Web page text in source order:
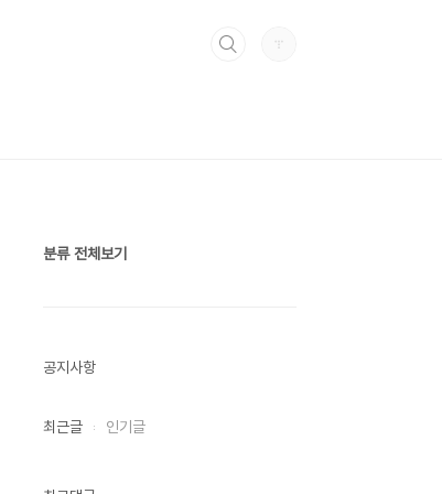
분류 전체보기
공지사항
최근글 인기글